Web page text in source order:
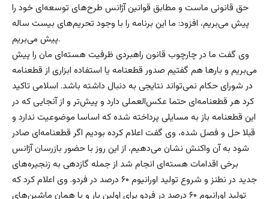
حق قانونی ماست و مطابق قوانین آژانس طرح‌های توسعه‌ای خود را
پیش می‌بریم، افزود: ما این برنامه را با وجود تحریم‌های بیست ساله
پیش می‌بریم.
وی گفت ما در چارچوب قانون راهبردی ظرفیت هسته‌ای مان را پیش
می‌بریم و بارها هم گفتیم صدور قطعنامه یا استفاده ابزاری از قطعنامه
در شورای حکام نمی‌تواند نتایجی به دنبال داشته باشد. اسلامی تاکید
کرد هر قطعنامه‌ای حتما عکس‌العملی دارد و پیش‌تر و از آنجایی که در
این قطعنامه باز به مسایلی پرداخته شده که اساسا موضوعیت ندارد و
قبلا حل‌ و فصل شده، وی گفت اعلام کرده بودیم اگر قطعنامه‌ای صادر
شود به آن واکنش نشان می‌دهیم، از این روز با حضور بازرسان آژانس
برخی اقدامات هسته‌ای انجام شد از جمله گازدهی به زنجیره‌های
جدید در نطنز و شروع تولید اورانیوم ۶۰ درصد در فردو. وی‌ اعلام کرد که
تولید اورانیوم ۶۰ درصد در فردو برای اولین بار و با همان ماشین‌های